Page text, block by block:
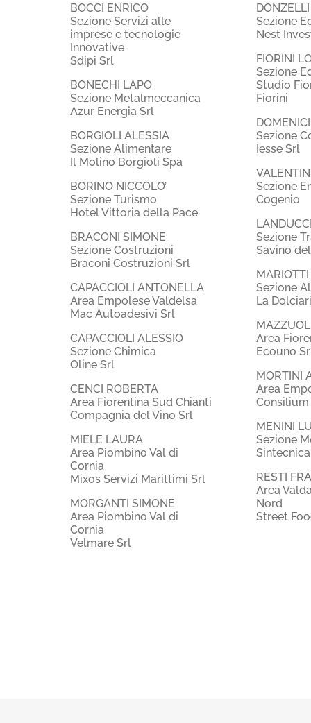
BOCCI ENRICO
Sezione Servizi alle
imprese e tecnologie
Innovative
Sdipi Srl
BONECHI LAPO
Sezione Metalmeccanica
Azur Energia Srl
BORGIOLI ALESSIA
Sezione Alimentare
Il Molino Borgioli Spa
BORINO NICCOLO’
Sezione Turismo
Hotel Vittoria della Pace
BRACONI SIMONE
Sezione Costruzioni
Braconi Costruzioni Srl
CAPACCIOLI ANTONELLA
Area Empolese Valdelsa
Mac Autoadesivi Srl
CAPACCIOLI ALESSIO
Sezione Chimica
Oline Srl
CENCI ROBERTA
Area Fiorentina Sud Chianti
Compagnia del Vino Srl
MIELE LAURA
Area Piombino Val di
Cornia
Mixos Servizi Marittimi Srl
MORGANTI SIMONE
Area Piombino Val di
Cornia
Velmare Srl
DONZELLI
Sezione
Nest
FIORINI
Sezione
Studio
Fiorini
Sezione
Iesse Srl
Sezione
Cogenio
Sezione
Savino
Sezione
La
Area
Ecouno
MORTINI
Area
MENINI
Sezione
RESTI
Area
Nord
Street